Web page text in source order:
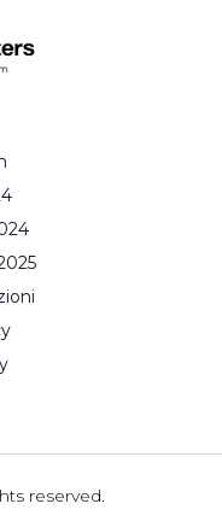
reserved.